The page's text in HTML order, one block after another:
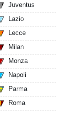
Juventus
Lazio
Lecce
Milan
Monza
Napoli
Parma
Roma